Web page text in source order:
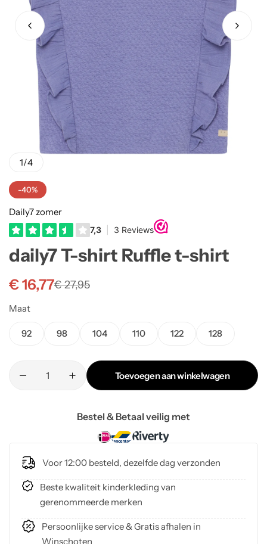
1/4
-40%
Daily7 zomer
daily7 T-shirt Ruffle t-shirt
€27,95
€16,77
Maat
92 98 104 110 122 128
Toevoegen aan winkelwagen
Bestel & Betaal veilig met
Voor 12:00 besteld, dezelfde dag verzonden
Beste kwaliteit kinderkleding van
gerenommeerde merken
Persoonlijke service & Gratis afhalen in
Winschoten
Truien
Vesten
Rokjes
T-shirts meisjes
Truien Meisjes
Vesten meisjes
Rellix Zomer
Quapi zomer
Like Flo zomer